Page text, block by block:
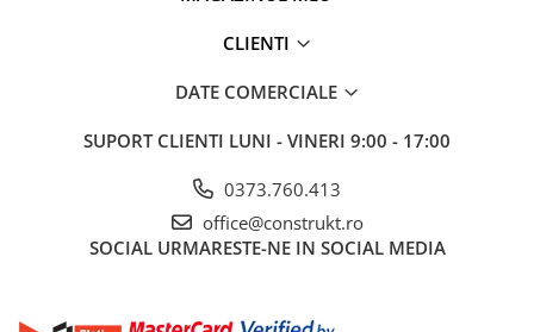
Echipamente pentru tratarea si
Pompe submersibile
Pompe de suprafata
Pompe pentru piscine
Hidrofoare
Acumulatori DCB184 XR Li-Ion 18 V, 5,0 Ah - 3 buc. în total
Cutii Tough System DS150 și DS300 - câte 1 buc.
CLIENTI
DATE COMERCIALE
SUPORT CLIENTI LUNI - VINERI 9:00 - 17:00
0373.760.413
office@construkt.ro
SOCIAL URMARESTE-NE IN SOCIAL MEDIA